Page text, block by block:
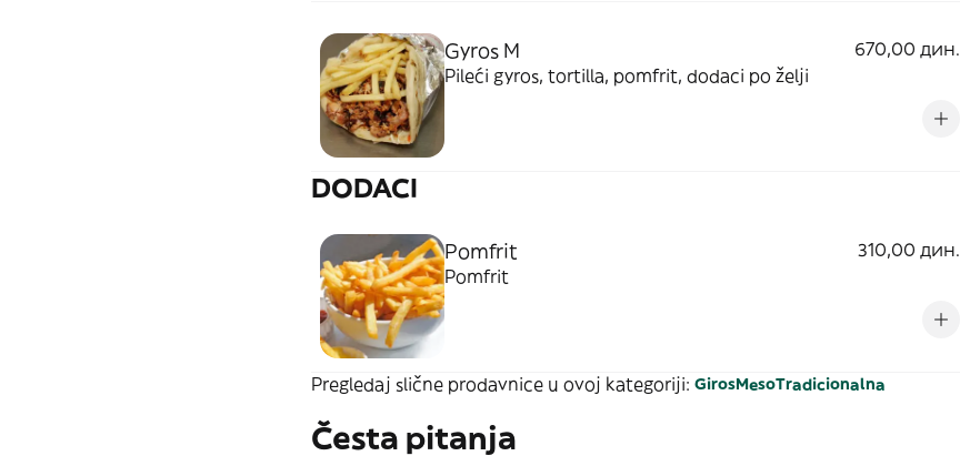
Gyros M
670,00 дин.
Pileći gyros, tortilla, pomfrit, dodaci po želji
DODACI
Pomfrit
310,00 дин.
Pomfrit
Pregledaj slične prodavnice u ovoj kategoriji: GirosMesoTradicionalna
Česta pitanja